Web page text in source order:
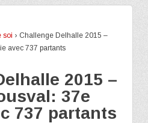
soi › Challenge Delhalle 2015 –
avec 737 partants
2015 –
37e
737 partants